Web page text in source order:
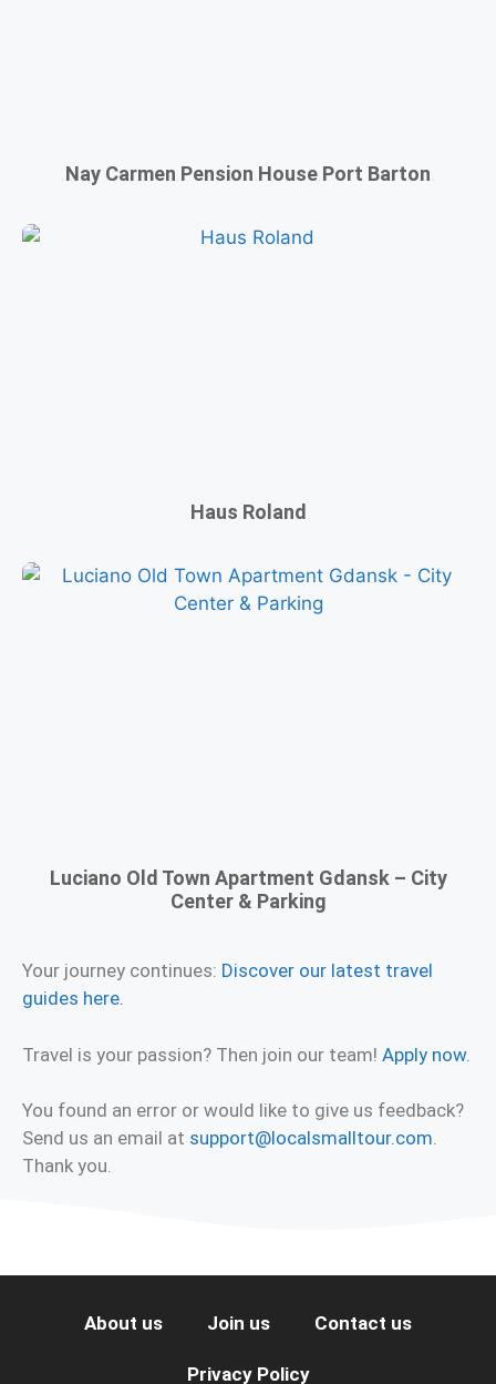
Nay Carmen Pension House Port Barton
Haus Roland
Luciano Old Town Apartment Gdansk – City
Center & Parking
Your journey continues: Discover our latest travel
guides here.
Travel is your passion? Then join our team! Apply now.
You found an error or would like to give us feedback?
Send us an email at support@localsmalltour.com.
Thank you.
About us Join us Contact us
Privacy Policy